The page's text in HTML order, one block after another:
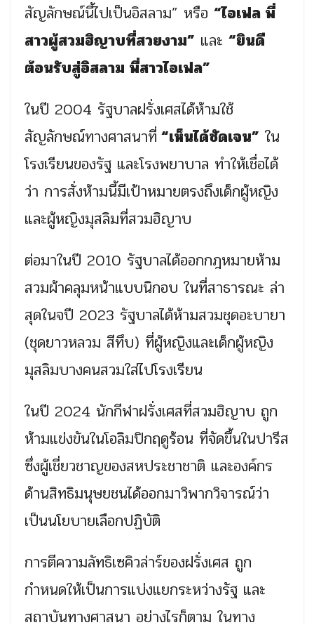
สัญลักษณ์นี้ไปเป็นอิสลาม” หรือ “ไอเฟล พี่
สาวผู้สวมฮิญาบที่สวยงาม” และ “ยินดี
ต้อนรับสู่อิสลาม พี่สาวไอเฟล”
ในปี 2004 รัฐบาลฝรั่งเศสได้ห้ามใช้
สัญลักษณ์ทางศาสนาที่ “เห็นได้ชัดเจน” ใน
โรงเรียนของรัฐ และโรงพยาบาล ทำให้เชื่อได้
ว่า การสั่งห้ามนี้มีเป้าหมายตรงถึงเด็กผู้หญิง
และผู้หญิงมุสลิมที่สวมฮิญาบ
ต่อมาในปี 2010 รัฐบาลได้ออกกฎหมายห้าม
สวมผ้าคลุมหน้าแบบนิกอบ ในที่สาธารณะ ล่า
สุดในจปี 2023 รัฐบาลได้ห้ามสวมชุดอะบายา
(ชุดยาวหลวม สีทึบ) ที่ผู้หญิงและเด็กผู้หญิง
มุสลิมบางคนสวมใส่ไปโรงเรียน
ในปี 2024 นักกีฬาฝรั่งเศสที่สวมฮิญาบ ถูก
ห้ามแข่งขันในโอลิมปิกฤดูร้อน ที่จัดขึ้นในปารีส
ซึ่งผู้เชี่ยวชาญของสหประชาชาติ และองค์กร
ด้านสิทธิมนุษยชนได้ออกมาวิพากวิจารณ์ว่า
เป็นนโยบายเลือกปฏิบัติ
การตีความลัทธิเซคิวล่าร์ของฝรั่งเศส ถูก
กำหนดให้เป็นการแบ่งแยกระหว่างรัฐ และ
สถาบันทางศาสนา อย่างไรก็ตาม ในทาง